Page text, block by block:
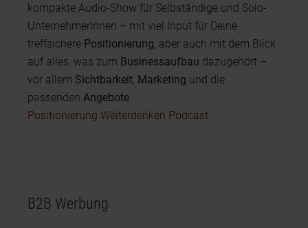
kompakte Audio-Show für Selbständige und Solo-
UnternehmerInnen – mit viel Input für Deine
treffsichere Positionierung , aber auch mit dem Blick
auf alles, was zum Businessaufbau dazugehört –
vor allem Sichtbarkeit Marketing und die
passenden Angebote
Positionierung Weiterdenken Podcast
B2B Werbung